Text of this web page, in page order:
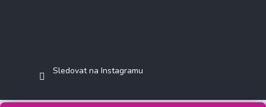
Sledovat na Instagramu